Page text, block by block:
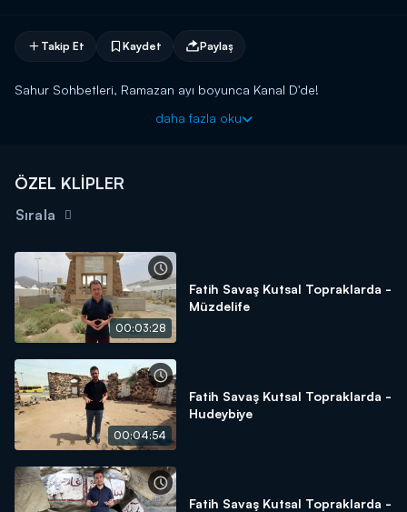
Takip Et Kaydet Paylaş
Sahur Sohbetleri, Ramazan ayı boyunca Kanal D'de!
daha fazla oku
ÖZEL KLİPLER
Sırala
00:03:28
Fatih Savaş Kutsal Topraklarda -
Müzdelife
00:04:54
Fatih Savaş Kutsal Topraklarda -
Hudeybiye
Fatih Savaş Kutsal Topraklarda -